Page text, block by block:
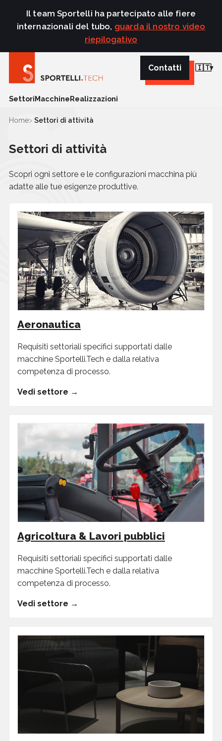
Il team Sportelli ha partecipato alle fiere
internazionali del tubo, guarda il nostro video
riepilogativo
SettoriMacchineRealizzazioni
Contatti 🇮🇹
Home Settori di attività
Settori di attività
Scopri ogni settore e le configurazioni macchina più
adatte alle tue esigenze produttive.
Aeronautica
Requisiti settoriali specifici supportati dalle
macchine Sportelli.Tech e dalla relativa
competenza di processo.
Vedi settore →
Agricoltura & Lavori pubblici
Requisiti settoriali specifici supportati dalle
macchine Sportelli.Tech e dalla relativa
competenza di processo.
Vedi settore →